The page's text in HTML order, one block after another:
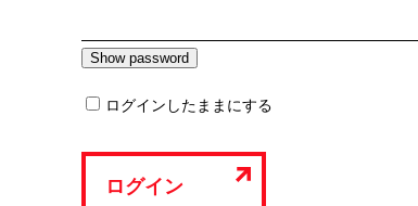
ログインしたままにする
ログイン